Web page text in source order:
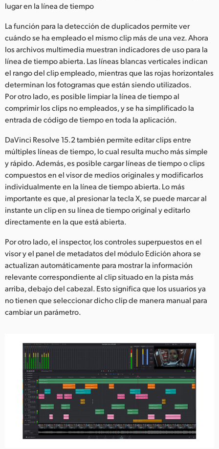
España
Sweden
Chinese Taipei
Turkey
UAE
Ukraine
United Kingdom
lugar en la línea de tiempo
La función para la detección de duplicados permite ver
cuándo se ha empleado el mismo clip más de una vez. Ahora
los archivos multimedia muestran indicadores de uso para la
línea de tiempo abierta. Las líneas blancas verticales indican
el rango del clip empleado, mientras que las rojas horizontales
determinan los fotogramas que están siendo utilizados.
Por otro lado, es posible limpiar la línea de tiempo al
comprimir los clips no empleados, y se ha simplificado la
entrada de código de tiempo en toda la aplicación.
DaVinci Resolve 15.2 también permite editar clips entre
múltiples líneas de tiempo, lo cual resulta mucho más simple
y rápido. Además, es posible cargar líneas de tiempo o clips
compuestos en el visor de medios originales y modificarlos
individualmente en la línea de tiempo abierta. Lo más
importante es que, al presionar la tecla X, se puede marcar al
instante un clip en su línea de tiempo original y editarlo
directamente en la que está abierta.
Por otro lado, el inspector, los controles superpuestos en el
visor y el panel de metadatos del módulo Edición ahora se
actualizan automáticamente para mostrar la información
relevante correspondiente al clip situado en la pista más
arriba, debajo del cabezal. Esto significa que los usuarios ya
no tienen que seleccionar dicho clip de manera manual para
cambiar un parámetro.